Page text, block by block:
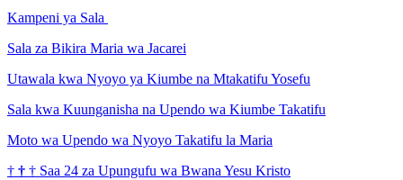
Kampeni ya Sala
Sala za Bikira Maria wa Jacarei
Utawala kwa Nyoyo ya Kiumbe na Mtakatifu Yosefu
Sala kwa Kuunganisha na Upendo wa Kiumbe Takatifu
Moto wa Upendo wa Nyoyo Takatifu la Maria
† † † Saa 24 za Upungufu wa Bwana Yesu Kristo